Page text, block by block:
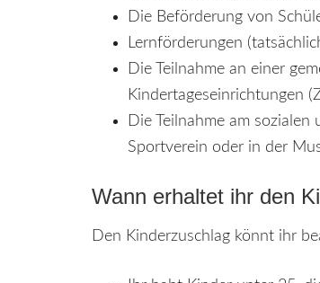
Die Beförderung von
Lernförderungen
Die Teilnahme an einer
Kindertageseinrichtungen
Die Teilnahme am
Sportverein oder in der
Wann erhaltet ihr den
Den Kinderzuschlag könnt ihr